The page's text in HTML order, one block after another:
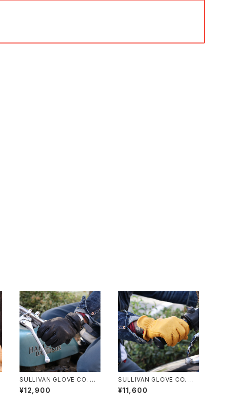
SULLIVAN GLOVE CO. サ
リバングローブ ディアスキン
ローパー 全4色 フリースライ
¥12,900
SULLIVAN GLOVE CO. サ
リバングローブ ディアスキン
ローパー 全4色 ライニング無
¥11,600